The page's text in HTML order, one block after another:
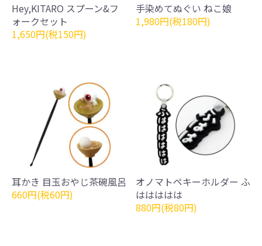
Hey,KITARO スプーン&フ
ォークセット
1,650円(税150円)
手染めてぬぐい ねこ娘
1,980円(税180円)
耳かき 目玉おやじ茶碗風呂
660円(税60円)
オノマトペキーホルダー ふ
ははははは
880円(税80円)